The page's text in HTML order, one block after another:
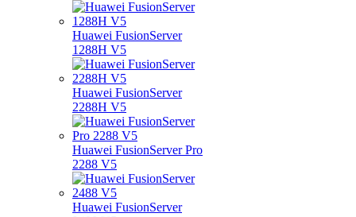
Huawei FusionServer
1288H V5
Huawei FusionServer
2288H V5
Huawei FusionServer Pro
2288 V5
Huawei FusionServer